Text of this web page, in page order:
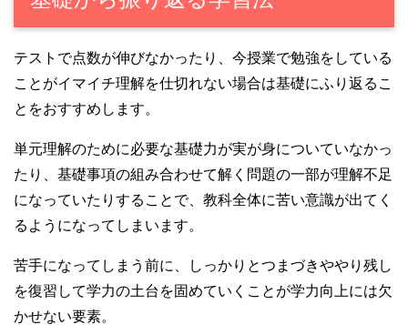
テストで点数が伸びなかったり、今授業で勉強をしている
ことがイマイチ理解を仕切れない場合は基礎にふり返るこ
とをおすすめします。
単元理解のために必要な基礎力が実が身についていなかっ
たり、基礎事項の組み合わせて解く問題の一部が理解不足
になっていたりすることで、教科全体に苦い意識が出てく
るようになってしまいます。
苦手になってしまう前に、しっかりとつまづきややり残し
を復習して学力の土台を固めていくことが学力向上には欠
かせない要素。